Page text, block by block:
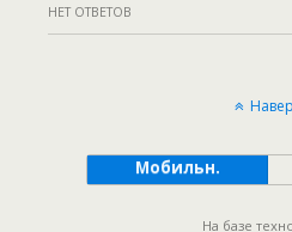
НЕТ ОТВЕТОВ
Мобильн.
На базе